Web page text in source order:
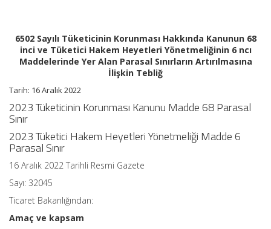
Parasal
Sınırların
Artırılmasına
İlişkin
için
6502 Sayılı Tüketicinin Korunması Hakkında Kanunun 68
inci ve Tüketici Hakem Heyetleri Yönetmeliğinin 6 ncı
Maddelerinde Yer Alan Parasal Sınırların Artırılmasına
İlişkin Tebliğ
Tarih: 16 Aralık 2022
2023 Tüketicinin Korunması Kanunu Madde 68 Parasal
Sınır
2023 Tüketici Hakem Heyetleri Yönetmeliği Madde 6
Parasal Sınır
16 Aralık 2022 Tarihli Resmi Gazete
Sayı: 32045
Ticaret Bakanlığından:
Amaç ve kapsam